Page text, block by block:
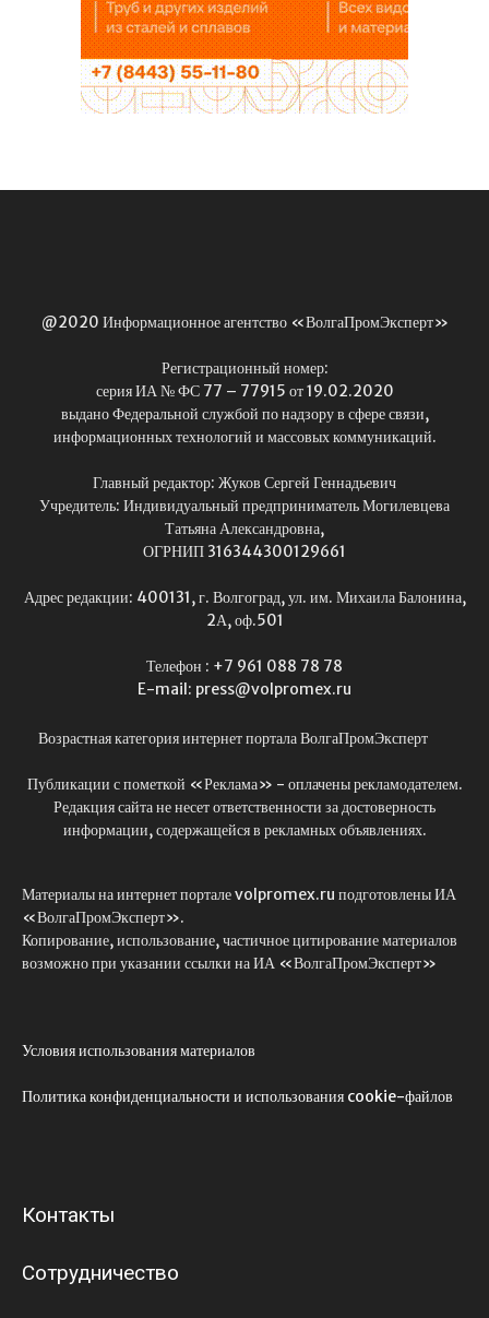
@2020 Информационное агентство «ВолгаПромЭксперт»
Регистрационный номер:
серия ИА № ФС 77 – 77915 от 19.02.2020
выдано Федеральной службой по надзору в сфере связи,
информационных технологий и массовых коммуникаций.
Главный редактор: Жуков Сергей Геннадьевич
Учредитель: Индивидуальный предприниматель Могилевцева
Татьяна Александровна,
ОГРНИП 316344300129661
Адрес редакции: 400131, г. Волгоград, ул. им. Михаила Балонина,
2А, оф.501
Телефон : +7 961 088 78 78
E-mail: press@volpromex.ru
Возрастная категория интернет портала ВолгаПромЭксперт
Публикации с пометкой «Реклама» - оплачены рекламодателем.
Редакция сайта не несет ответственности за достоверность
информации, содержащейся в рекламных объявлениях.
Материалы на интернет портале volpromex.ru подготовлены ИА
«ВолгаПромЭксперт».
Копирование, использование, частичное цитирование материалов
возможно при указании ссылки на ИА «ВолгаПромЭксперт»
Условия использования материалов
Политика конфиденциальности и использования cookie-файлов
Контакты
Сотрудничество